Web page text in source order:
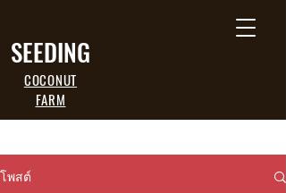
SEEDING
COCONUT
FARM
โพสต์